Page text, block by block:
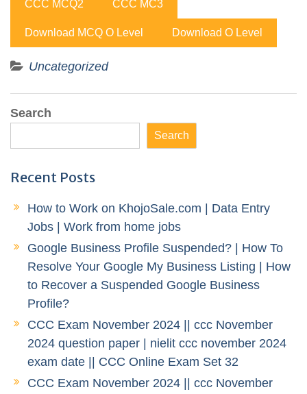
CCC MCQ2 CCC MC3
Download MCQ O Level Download O Level
Uncategorized
Search
Search
Recent Posts
How to Work on KhojoSale.com | Data Entry
Jobs | Work from home jobs
Google Business Profile Suspended? | How To
Resolve Your Google My Business Listing | How
to Recover a Suspended Google Business
Profile?
CCC Exam November 2024 || ccc November
2024 question paper | nielit ccc november 2024
exam date || CCC Online Exam Set 32
CCC Exam November 2024 || ccc November